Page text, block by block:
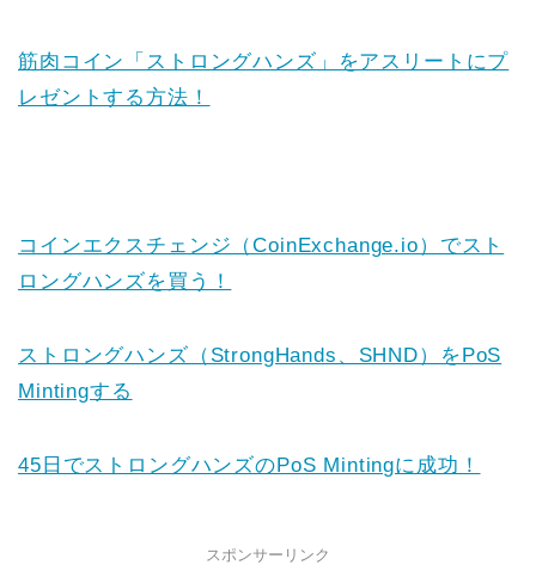
筋肉コイン「ストロングハンズ」をアスリートにプ
レゼントする方法！
コインエクスチェンジ（CoinExchange.io）でスト
ロングハンズを買う！
ストロングハンズ（StrongHands、SHND）をPoS
Mintingする
45日でストロングハンズのPoS Mintingに成功！
スポンサーリンク